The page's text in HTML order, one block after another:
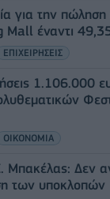
για την πώληση
Mall έναντι
ΕΠΙΧΕΙΡΗΣΕΙΣ
1.106.000
ΟΙΚΟΝΟΜΙΑ
Μπακέλας: Δεν
των υποκλοπών